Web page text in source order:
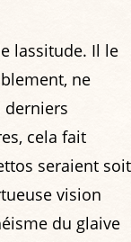
lassitude. Il le
ne
derniers
cela fait
seraient soit
vision
du glaive